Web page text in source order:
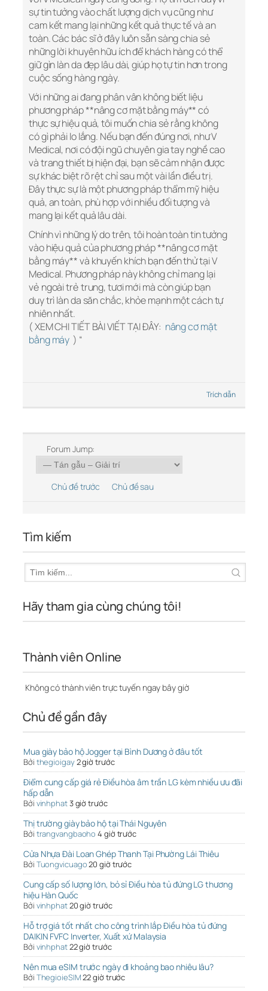
sự tin tưởng vào chất lượng dịch vụ cũng như
cam kết mang lại những kết quả thực tế và an
toàn. Các bác sĩ ở đây luôn sẵn sàng chia sẻ
những lời khuyên hữu ích để khách hàng có thể
giữ gìn làn da đẹp lâu dài, giúp họ tự tin hơn trong
cuộc sống hàng ngày.
Với những ai đang phân vân không biết liệu
phương pháp **nâng cơ mặt bằng máy** có
thực sự hiệu quả, tôi muốn chia sẻ rằng không
có gì phải lo lắng. Nếu bạn đến đúng nơi, như V
Medical, nơi có đội ngũ chuyên gia tay nghề cao
và trang thiết bị hiện đại, bạn sẽ cảm nhận được
sự khác biệt rõ rệt chỉ sau một vài lần điều trị.
Đây thực sự là một phương pháp thẩm mỹ hiệu
quả, an toàn, phù hợp với nhiều đối tượng và
mang lại kết quả lâu dài.
Chính vì những lý do trên, tôi hoàn toàn tin tưởng
vào hiệu quả của phương pháp **nâng cơ mặt
bằng máy** và khuyến khích bạn đến thử tại V
Medical. Phương pháp này không chỉ mang lại
vẻ ngoài trẻ trung, tươi mới mà còn giúp bạn
duy trì làn da săn chắc, khỏe mạnh một cách tự
nhiên nhất.
( XEM CHI TIẾT BÀI VIẾT TẠI ĐÂY: nâng cơ mặt
bằng máy ) “
Trích dẫn
Forum Jump:
Chủ đề trước Chủ đề sau
Tìm kiếm
Hãy tham gia cùng chúng tôi!
Thành viên Online
Không có thành viên trực tuyến ngay bây giờ
Chủ đề gần đây
Mua giày bảo hộ Jogger tại Bình Dương ở đâu tốt
Bởi thegioigay2 giờ trước
Điểm cung cấp giá rẻ Điều hòa âm trần LG kèm nhiều ưu đãi
hấp dẫn
Bởi vinhphat3 giờ trước
Thị trường giày bảo hộ tại Thái Nguyên
Bởi trangvangbaoho 4 giờ trước
Cửa Nhựa Đài Loan Ghép Thanh Tại Phường Lái Thiêu
Bởi Tuongvicuago20 giờ trước
Cung cấp số lượng lớn, bỏ sỉ Điều hòa tủ đứng LG thương
hiệu Hàn Quốc
Bởi vinhphat20 giờ trước
Hỗ trợ giá tốt nhất cho công trình lắp Điều hòa tủ đứng
DAIKIN FVFC Inverter, Xuất xứ Malaysia
Bởi vinhphat22 giờ trước
Nên mua eSIM trước ngày đi khoảng bao nhiêu lâu?
Bởi ThegioieSIM22 giờ trước